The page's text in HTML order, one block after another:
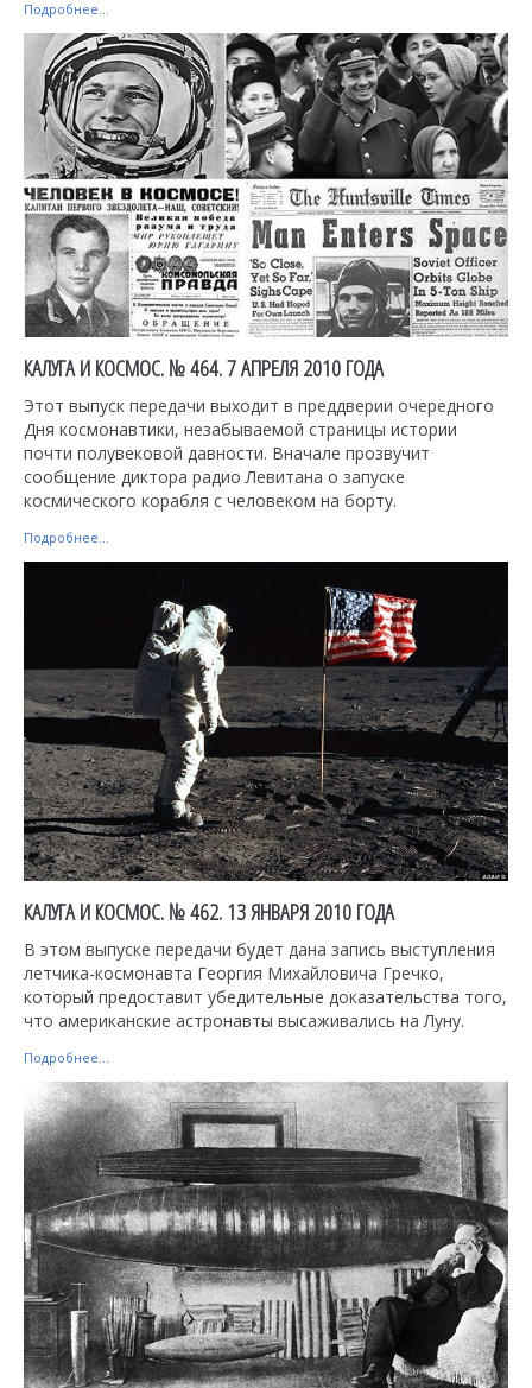
Подробнее...
КАЛУГА И КОСМОС. № 464. 7 АПРЕЛЯ 2010 ГОДА
Этот выпуск передачи выходит в преддверии очередного
Дня космонавтики, незабываемой страницы истории
почти полувековой давности. Вначале прозвучит
сообщение диктора радио Левитана о запуске
космического корабля с человеком на борту.
Подробнее...
КАЛУГА И КОСМОС. № 462. 13 ЯНВАРЯ 2010 ГОДА
В этом выпуске передачи будет дана запись выступления
летчика-космонавта Георгия Михайловича Гречко,
который предоставит убедительные доказательства того,
что американские астронавты высаживались на Луну.
Подробнее...